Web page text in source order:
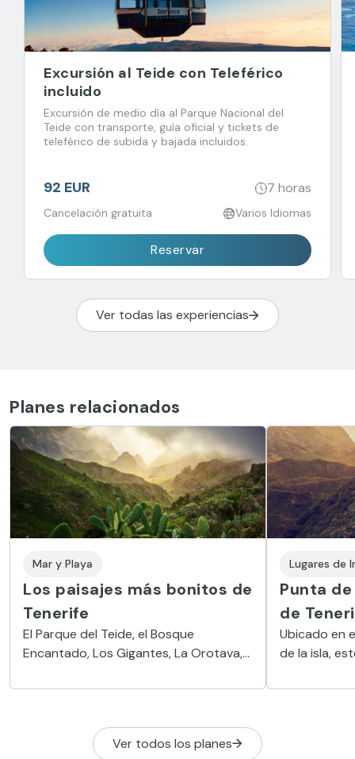
Excursión al Teide con Teleférico
incluido
Excursión de medio día al Parque Nacional del
Teide con transporte, guía oficial y tickets de
teleférico de subida y bajada incluidos.
92 EUR 7 horas
Cancelación gratuita Varios Idiomas
Reservar
Ver todas las experiencias
Planes relacionados
Mar y Playa
Los paisajes más bonitos de
Tenerife
El Parque del Teide, el Bosque
Encantado, Los Gigantes, La Orotava,
observación de estrellas resumen la
Lugares de
Punta
de
Ubicado en
de la isla,
inaccesibles
Ver todos los planes